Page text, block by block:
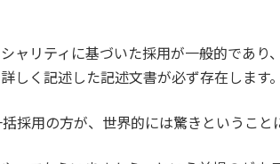
ャリティに基づいた採用が一般的であ
しく記述した記述文書が必ず存在します。
採用の方が、世界的には驚きということ